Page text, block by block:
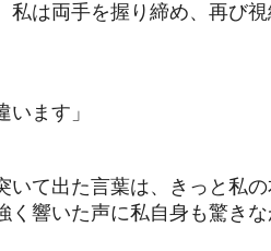
は両手を握り締め、再び
います」
て出た言葉は、きっと私
く響いた声に私自身も驚き